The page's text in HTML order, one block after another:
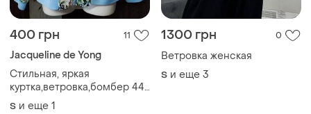
400 грн 11
Jacqueline de Yong
Стильная, яркая
куртка,ветровка,бомбер 44-
46 р
S и еще 1
1300 грн 0
Ветровка женская
S и еще 3